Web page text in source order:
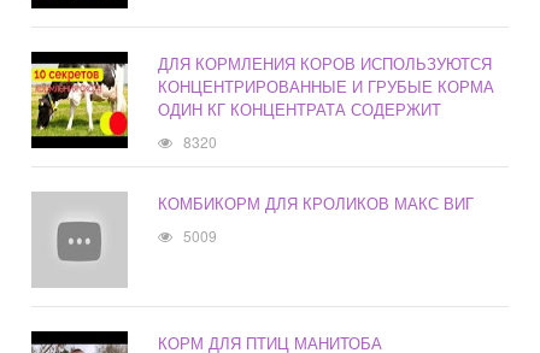
ДЛЯ КОРМЛЕНИЯ КОРОВ ИСПОЛЬЗУЮТСЯ
КОНЦЕНТРИРОВАННЫЕ И ГРУБЫЕ КОРМА
ОДИН КГ КОНЦЕНТРАТА СОДЕРЖИТ
8320
КОМБИКОРМ ДЛЯ КРОЛИКОВ МАКС ВИГ
5009
КОРМ ДЛЯ ПТИЦ МАНИТОБА